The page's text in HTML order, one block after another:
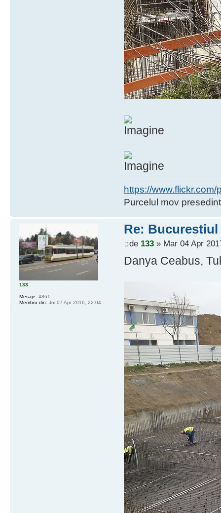
https://
Purcelul mov
Re:
de 133» Mar 04 Apr
Danya Ceabus,
133
Mesaje: 4861
Membru din: Joi 07 Apr 2016, 22:04